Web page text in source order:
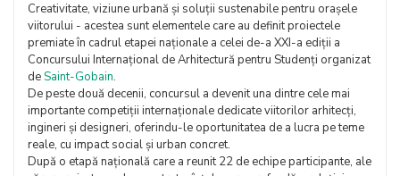
Creativitate, viziune urbană și soluții sustenabile pentru orașele
viitorului - acestea sunt elementele care au definit proiectele
premiate în cadrul etapei naționale a celei de-a XXI-a ediții a
Concursului Internațional de Arhitectură pentru Studenți organizat
deSaint-Gobain.
De peste două decenii, concursul a devenit una dintre cele mai
importante competiții internaționale dedicate viitorilor arhitecți,
ingineri și designeri, oferindu-le oportunitatea de a lucra pe teme
reale, cu impact social și urban concret.
După o etapă națională care a reunit 22 de echipe participante, ale